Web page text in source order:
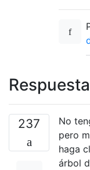
237
No
pero
haga
árbol